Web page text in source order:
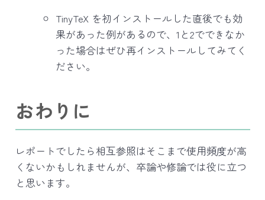
TinyTeX を初インストールした直後でも効
果があった例があるので、1と2でできなか
った場合はぜひ再インストールしてみてく
ださい。
おわりに
レポートでしたら相互参照はそこまで使用頻度が高
くないかもしれませんが、卒論や修論では役に立つ
と思います。